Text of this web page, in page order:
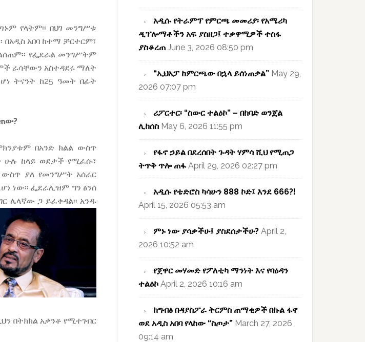
የላትም፡፡ በህገ መንግሥቱ
አበባ ከተማ ቻርተርም፣
የፌደራል መንግሥትም
ራሳቸውን አስተዳደሩ ማለት
ትናንት ከ25 ዓመት በፊት
በአንድ ክልል ውስጥ
ሁሉ ከላይ ወደታች የሚፈሱ፣
ያለ የመንግሥት አሰራር
ነው፡፡ ፌደራሊዝም ግን ፅንሰ
ሌላኛው ጋ ይፈቀዳል፡፡ አንዱ
በትክክል አቃንቶ የሚተገብር
አዲሱ የትራምፕ የምርጫ መመሪያ፡ የአሜሪካ
ዲፕሎማቶችን አፍ ያስዘጋ፤ ተቃዋሚዎች ተስፋ
ያስቆረጠ June 3, 2026 08:50 pm
“ኢህአፓ ከምርጫው በኋላ ይሰነጠቃል” May 29,
2026 07:07 pm
ሪፖርተር፡ “ስውር ተልዕኮ” – በከባድ ወንጀል
ሊከሰስ May 6, 2026 11:55 pm
የፋኖ ኃይል በደረሰበት ጉዳት ሃምሳ ሺህ የሚጠጋ
ትጥቅ ጥሎ ጠፋ April 29, 2026 02:27 pm
አዲሱ የቴድሮስ ካሳሁን 888 ኮድ፤ እንደ 666?!
April 15, 2026 05:53 am
ምኑ ነው ያሳቃችሁ፤ ያስደሰታችሁ? April 2,
2026 10:52 am
የጀዋር መሃመድ የፖለቲካ ማንነት እና የባዕዳን
ተልዕኮ April 2, 2026 10:16 am
ከግብፅ በዳያስፖራ ትርምስ ጠማቂዎች በኩል ፋኖ
ወደ አዲስ አበባ የላከው “ስጦታ” March 27, 2026
09:14 am